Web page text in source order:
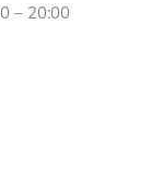
– 20:00